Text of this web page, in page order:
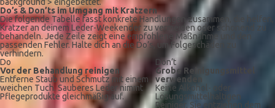
Do’s & Don’ts im Umgang mit Kratzern
Die folgende Tabelle fasst konkrete Handlungen zusammen, die helfen,
Kratzer an deinem Leder-Weekender zu vermeiden oder schonend zu
behandeln. Jede Zeile zeigt eine empfohlene Maßnahme und den
passenden Fehler. Halte dich an die Do’s, um Folgeschäden zu
verhindern.
Do
Don’t
Vor der Behandlung reinigen
Entferne Staub und Schmutz mit einem
weichen Tuch. Sauberes Leder nimmt
Pflegeprodukte gleichmäßig auf.
Grobe Reinigungsmittel
verwenden
Keine Alkohol- oder
Lösungsmittelhaltigen
Reiniger. Sie entziehen dem